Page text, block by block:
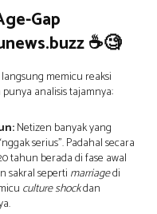
Gap
☕🧐
memicu reaksi
analisis tajamnya:
Netizen banyak yang
serius”. Padahal secara
tahun berada di fase awal
sakral seperti marriagedi
culture shockdan